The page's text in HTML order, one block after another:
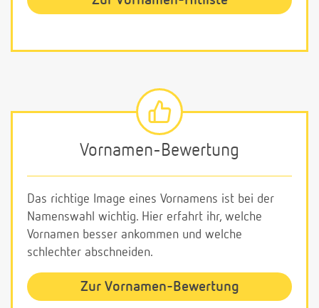
Vornamen-Bewertung
Das richtige Image eines Vornamens ist bei der
Namenswahl wichtig. Hier erfahrt ihr, welche
Vornamen besser ankommen und welche
schlechter abschneiden.
Zur Vornamen-Bewertung